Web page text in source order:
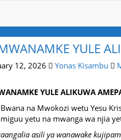
YULE
12, 2026 Yonas Kisambu
YULE ALIKUWA
Bwana na Mwokozi wetu Yesu
yetu na mwanga wa njia
asili ya wanawake